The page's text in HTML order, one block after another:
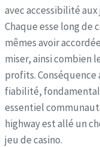
avec accessibilité
Chaque esse long de
mêmes avoir
miser, ainsi combien
profits. Conséquence
fiabilité,
essentiel
highway est allé un
jeu de casino.